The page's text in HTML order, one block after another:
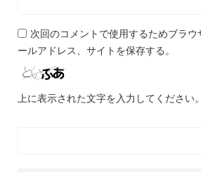
次回のコメントで使用するためブラウ
ールアドレス、サイトを保存する。
上に表示された文字を入力してください。